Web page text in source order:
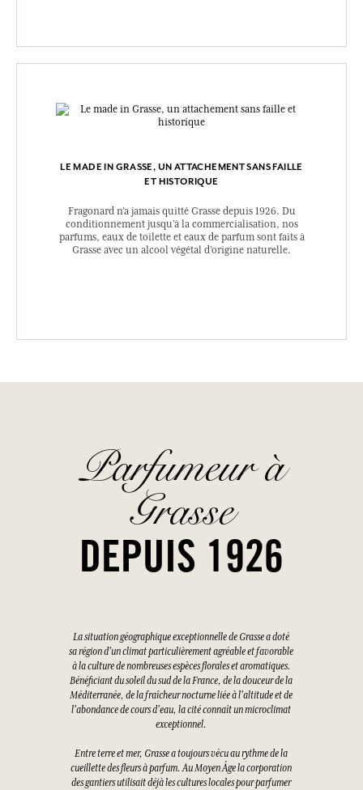
LE MADE IN GRASSE, UN ATTACHEMENT SANS FAILLE
ET HISTORIQUE
Fragonard n’a jamais quitté Grasse depuis 1926. Du
conditionnement jusqu’à la commercialisation, nos
parfums, eaux de toilette et eaux de parfum sont faits à
Grasse avec un alcool végétal d’origine naturelle.
Parfumeur à
Grasse
DEPUIS 1926
La situation géographique exceptionnelle de Grasse a doté
sa région d'un climat particulièrement agréable et favorable
à la culture de nombreuses espèces florales et aromatiques.
Bénéficiant du soleil du sud de la France, de la douceur de la
Méditerranée, de la fraîcheur nocturne liée à l'altitude et de
l'abondance de cours d'eau, la cité connaît un microclimat
exceptionnel.
Entre terre et mer, Grasse a toujours vécu au rythme de la
cueillette des fleurs à parfum. Au Moyen Âge la corporation
des gantiers utilisait déjà les cultures locales pour parfumer